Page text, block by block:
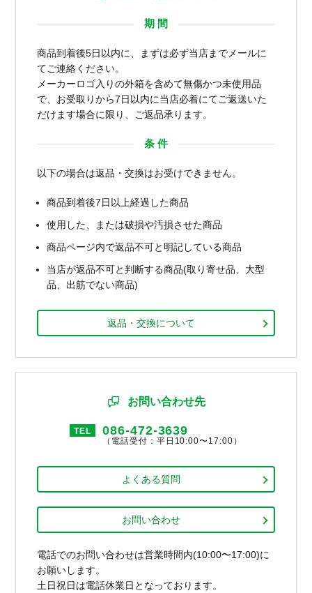
期 間
商品到着後5日以内に、まずは必ず当店までメールに
てご連絡ください。
メーカーロゴ入りの外箱を含めて無傷かつ未使用品
で、お受取りから7日以内に当店必着にてご返送いた
だけます場合に限り、ご返品承ります。
条 件
以下の場合は返品・交換はお受けできません。
商品到着後7日以上経過した商品
使用した、または破損や汚損させた商品
商品ページ内で返品不可と明記している商品
当店が返品不可と判断する商品(取り寄せ品、大型
品、出筋でない商品)
返品・交換について
お問い合わせ先
TEL 086-472-3639
（電話受付：平日10:00〜17:00）
よくある質問
お問い合わせ
電話でのお問い合わせは営業時間内(10:00〜17:00)に
お願いします。
土日祝日は電話休業日となっております。